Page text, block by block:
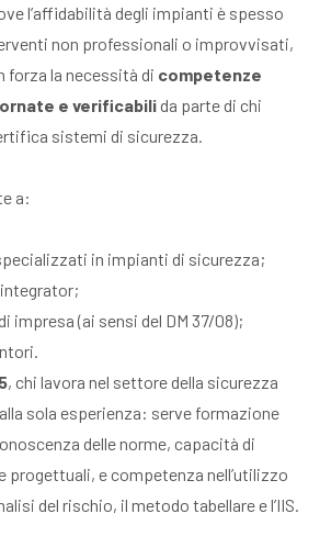
l’affidabilità degli impianti è spesso
non professionali o improvvisati,
forza la necessità di competenze
e verificabilida parte di chi
sistemi di sicurezza.
a:
in impianti di sicurezza;
impresa (ai sensi del DM 37/08);
, chi lavora nel settore della sicurezza
sola esperienza: serve formazione
delle norme, capacità di
progettuali, e competenza nell’utilizzo
del rischio, il metodo tabellare e l’IIS.